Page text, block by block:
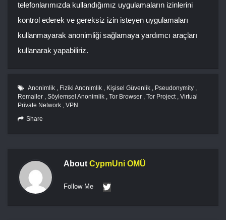
telefonlarımızda kullandığımız uygulamaların izinlerini
kontrol ederek ve gereksiz izin isteyen uygulamaları
kullanmayarak anonimliği sağlamaya yardımcı araçları
kullanarak yapabiliriz.
Anonimlik , Fiziki Anonimlik , Kişisel Güvenlik , Pseudonymity ,
Remailer , Söylemsel Anonimlik , Tor Browser , Tor Project, Virtual
Private Network , VPN
Share
About CypmUni OMÜ
Follow Me